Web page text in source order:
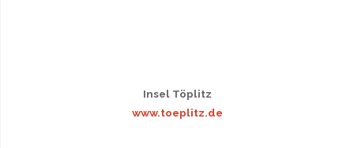
Insel Töplitz
www.toeplitz.de